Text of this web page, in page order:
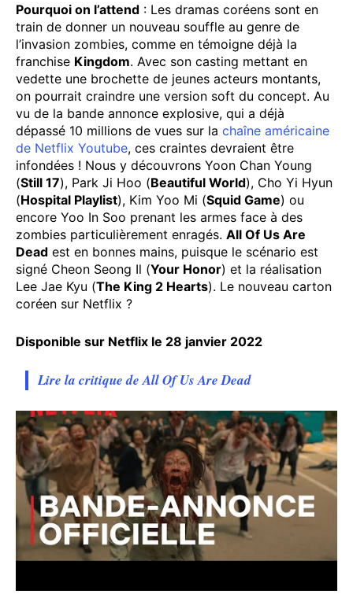
Pourquoi on l’attend : Les dramas coréens sont en
train de donner un nouveau souffle au genre de
l’invasion zombies, comme en témoigne déjà la
franchise Kingdom. Avec son casting mettant en
vedette une brochette de jeunes acteurs montants,
on pourrait craindre une version soft du concept. Au
vu de la bande annonce explosive, qui a déjà
dépassé 10 millions de vues sur la chaîne américaine
de Netflix Youtube, ces craintes devraient être
infondées ! Nous y découvrons Yoon Chan Young
(Still 17), Park Ji Hoo (Beautiful World), Cho Yi Hyun
(Hospital Playlist), Kim Yoo Mi (Squid Game) ou
encore Yoo In Soo prenant les armes face à des
zombies particulièrement enragés. All Of Us Are
Dead est en bonnes mains, puisque le scénario est
signé Cheon Seong Il (Your Honor) et la réalisation
Lee Jae Kyu (The King 2 Hearts). Le nouveau carton
coréen sur Netflix ?
Disponible sur Netflix le 28 janvier 2022
Lire la critique de All Of Us Are Dead